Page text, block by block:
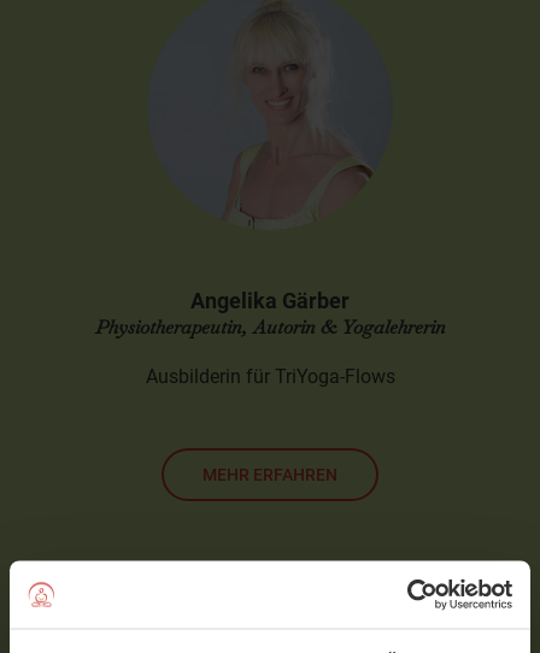
Angelika Gärber
Physiotherapeutin, Autorin & Yogalehrerin
Ausbilderin für TriYoga-Flows
MEHR ERFAHREN